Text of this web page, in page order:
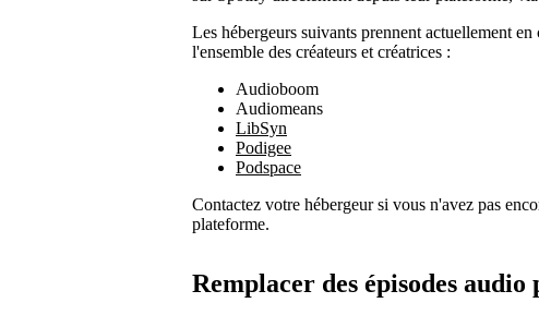
Les hébergeurs suivants prennent actuellement
l'ensemble des créateurs et créatrices :
Audioboom
Audiomeans
LibSyn
Podigee
Podspace
Contactez votre hébergeur si vous n'avez pas
plateforme.
Remplacer des épisodes audio